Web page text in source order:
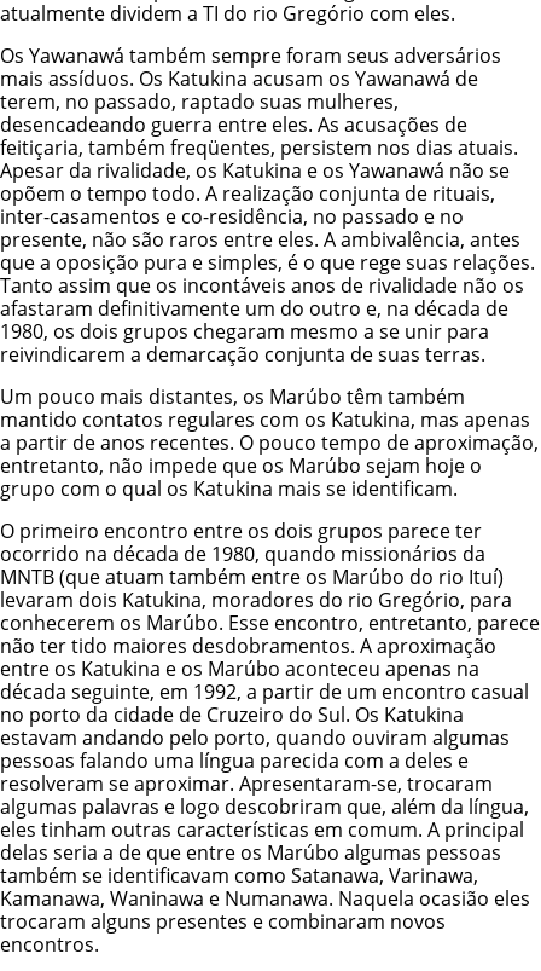
atualmente dividem a TI do rio Gregório com eles.
Os Yawanawá também sempre foram seus adversários
mais assíduos. Os Katukina acusam os Yawanawá de
terem, no passado, raptado suas mulheres,
desencadeando guerra entre eles. As acusações de
feitiçaria, também freqüentes, persistem nos dias atuais.
Apesar da rivalidade, os Katukina e os Yawanawá não se
opõem o tempo todo. A realização conjunta de rituais,
inter-casamentos e co-residência, no passado e no
presente, não são raros entre eles. A ambivalência, antes
que a oposição pura e simples, é o que rege suas relações.
Tanto assim que os incontáveis anos de rivalidade não os
afastaram definitivamente um do outro e, na década de
1980, os dois grupos chegaram mesmo a se unir para
reivindicarem a demarcação conjunta de suas terras.
Um pouco mais distantes, os Marúbo têm também
mantido contatos regulares com os Katukina, mas apenas
a partir de anos recentes. O pouco tempo de aproximação,
entretanto, não impede que os Marúbo sejam hoje o
grupo com o qual os Katukina mais se identificam.
O primeiro encontro entre os dois grupos parece ter
ocorrido na década de 1980, quando missionários da
MNTB (que atuam também entre os Marúbo do rio Ituí)
levaram dois Katukina, moradores do rio Gregório, para
conhecerem os Marúbo. Esse encontro, entretanto, parece
não ter tido maiores desdobramentos. A aproximação
entre os Katukina e os Marúbo aconteceu apenas na
década seguinte, em 1992, a partir de um encontro casual
no porto da cidade de Cruzeiro do Sul. Os Katukina
estavam andando pelo porto, quando ouviram algumas
pessoas falando uma língua parecida com a deles e
resolveram se aproximar. Apresentaram-se, trocaram
algumas palavras e logo descobriram que, além da língua,
eles tinham outras características em comum. A principal
delas seria a de que entre os Marúbo algumas pessoas
também se identificavam como Satanawa, Varinawa,
Kamanawa, Waninawa e Numanawa. Naquela ocasião eles
trocaram alguns presentes e combinaram novos
encontros.